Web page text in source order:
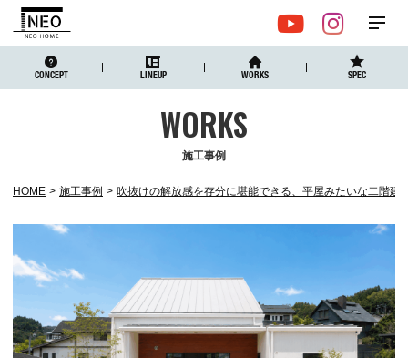
CONCEPT LINEUP WORKS SPEC
YouTube
メ
施工事例
HOME 施工事例 吹抜けの解放感を存分に堪能できる、平屋みたいな二階建